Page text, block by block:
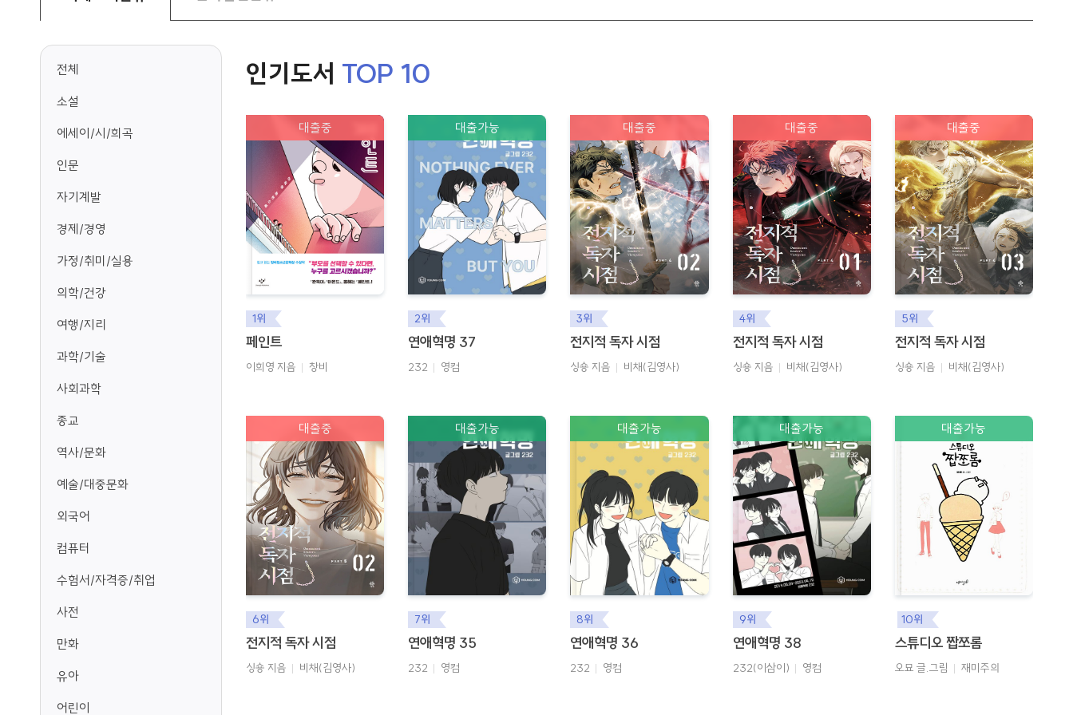
전체
소설
에세이/시/희곡
인문
자기계발
경제/경영
가정/취미/실용
의학/건강
여행/지리
과학/기술
사회과학
종교
역사/문화
예술/대중문화
외국어
컴퓨터
수험서/자격증/취업
사전
만화
유아
어린이
인기도서 TOP 10
대출중
1위
페인트
이희영 지음 창비
대출가능
2위
연애혁명 37
232 영컴
대출중
3위
전지적 독자 시점
싱숑 지음 비채(김영사)
대출중
4위
전지적 독자 시점
싱숑 지음 비채(김영사)
대출중
5위
전지적 독자 시점
싱숑 지음 비채(김영사)
대출중
6위
전지적 독자 시점
싱숑 지음 비채(김영사)
대출가능
7위
연애혁명 35
232 영컴
대출가능
8위
연애혁명 36
232 영컴
대출가능
9위
연애혁명 38
232(이삼이) 영컴
대출가능
10위
스튜디오 짭쪼롬
오묘 글.그림 재미주의